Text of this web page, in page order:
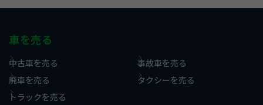
車を売る
中古車を売る
事故車を売る
廃車を売る
タクシーを売る
トラックを売る